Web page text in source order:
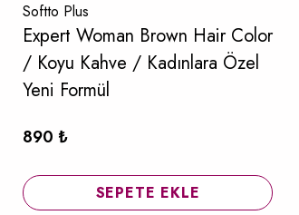
Softto Plus
Expert Woman Brown Hair Color
/ Koyu Kahve / Kadınlara Özel
Yeni Formül
890 ₺
SEPETE EKLE